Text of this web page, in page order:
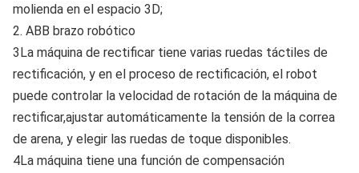
molienda en el espacio 3D;
2. ABB brazo robótico
3La máquina de rectificar tiene varias ruedas táctiles de
rectificación, y en el proceso de rectificación, el robot
puede controlar la velocidad de rotación de la máquina de
rectificar,ajustar automáticamente la tensión de la correa
de arena, y elegir las ruedas de toque disponibles.
4La máquina tiene una función de compensación